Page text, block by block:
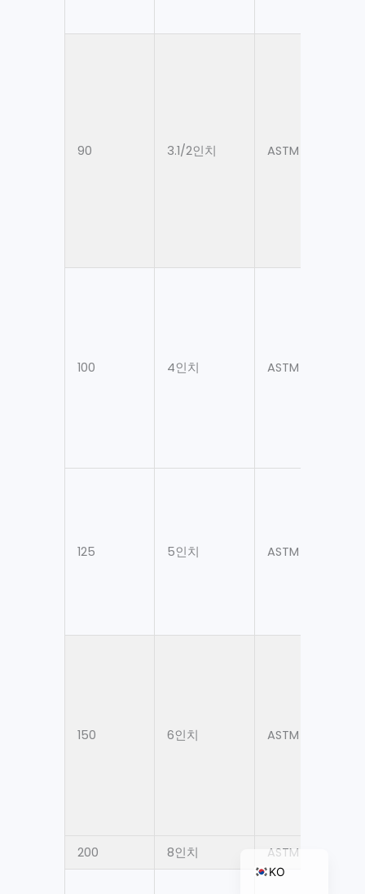
90 3.1/2인치 ASTM A106 Gr. B
100 4인치 ASTM A106 Gr. B
125 5인치 ASTM A106 Gr. B
150 6인치 ASTM A106 Gr. B
200 8인치 ASTM A106 Gr. B
KO
IT